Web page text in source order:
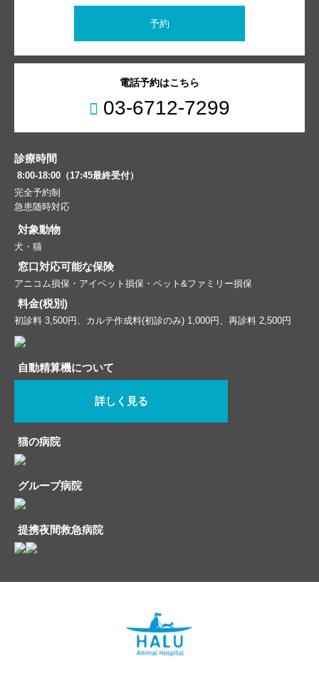
予約
電話予約はこちら
03-6712-7299
診療時間
8:00-18:00（17:45最終受付）
完全予約制
急患随時対応
対象動物
犬・猫
窓口対応可能な保険
アニコム損保・アイペット損保・ペット&ファミリー損保
料金(税別)
初診料 3,500円、カルテ作成料(初診のみ) 1,000円、再診料 2,500円
自動精算機について
詳しく見る
猫の病院
グループ病院
提携夜間救急病院